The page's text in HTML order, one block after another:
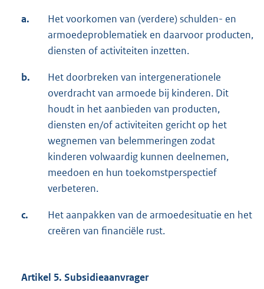
a.
Het voorkomen van (verdere) schulden- en
armoedeproblematiek en daarvoor producten,
diensten of activiteiten inzetten.
b.
Het doorbreken van intergenerationele
overdracht van armoede bij kinderen. Dit
houdt in het aanbieden van producten,
diensten en/of activiteiten gericht op het
wegnemen van belemmeringen zodat
kinderen volwaardig kunnen deelnemen,
meedoen en hun toekomstperspectief
verbeteren.
c.
Het aanpakken van de armoedesituatie en het
creëren van financiële rust.
Artikel 5. Subsidieaanvrager